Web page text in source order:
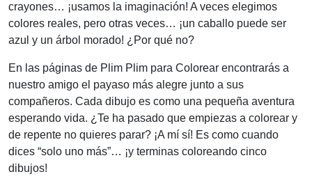
crayones… ¡usamos la imaginación! A veces elegimos
colores reales, pero otras veces… ¡un caballo puede ser
azul y un árbol morado! ¿Por qué no?
En las páginas de Plim Plim para Colorear encontrarás a
nuestro amigo el payaso más alegre junto a sus
compañeros. Cada dibujo es como una pequeña aventura
esperando vida. ¿Te ha pasado que empiezas a colorear y
de repente no quieres parar? ¡A mí sí! Es como cuando
dices “solo uno más”… ¡y terminas coloreando cinco
dibujos!